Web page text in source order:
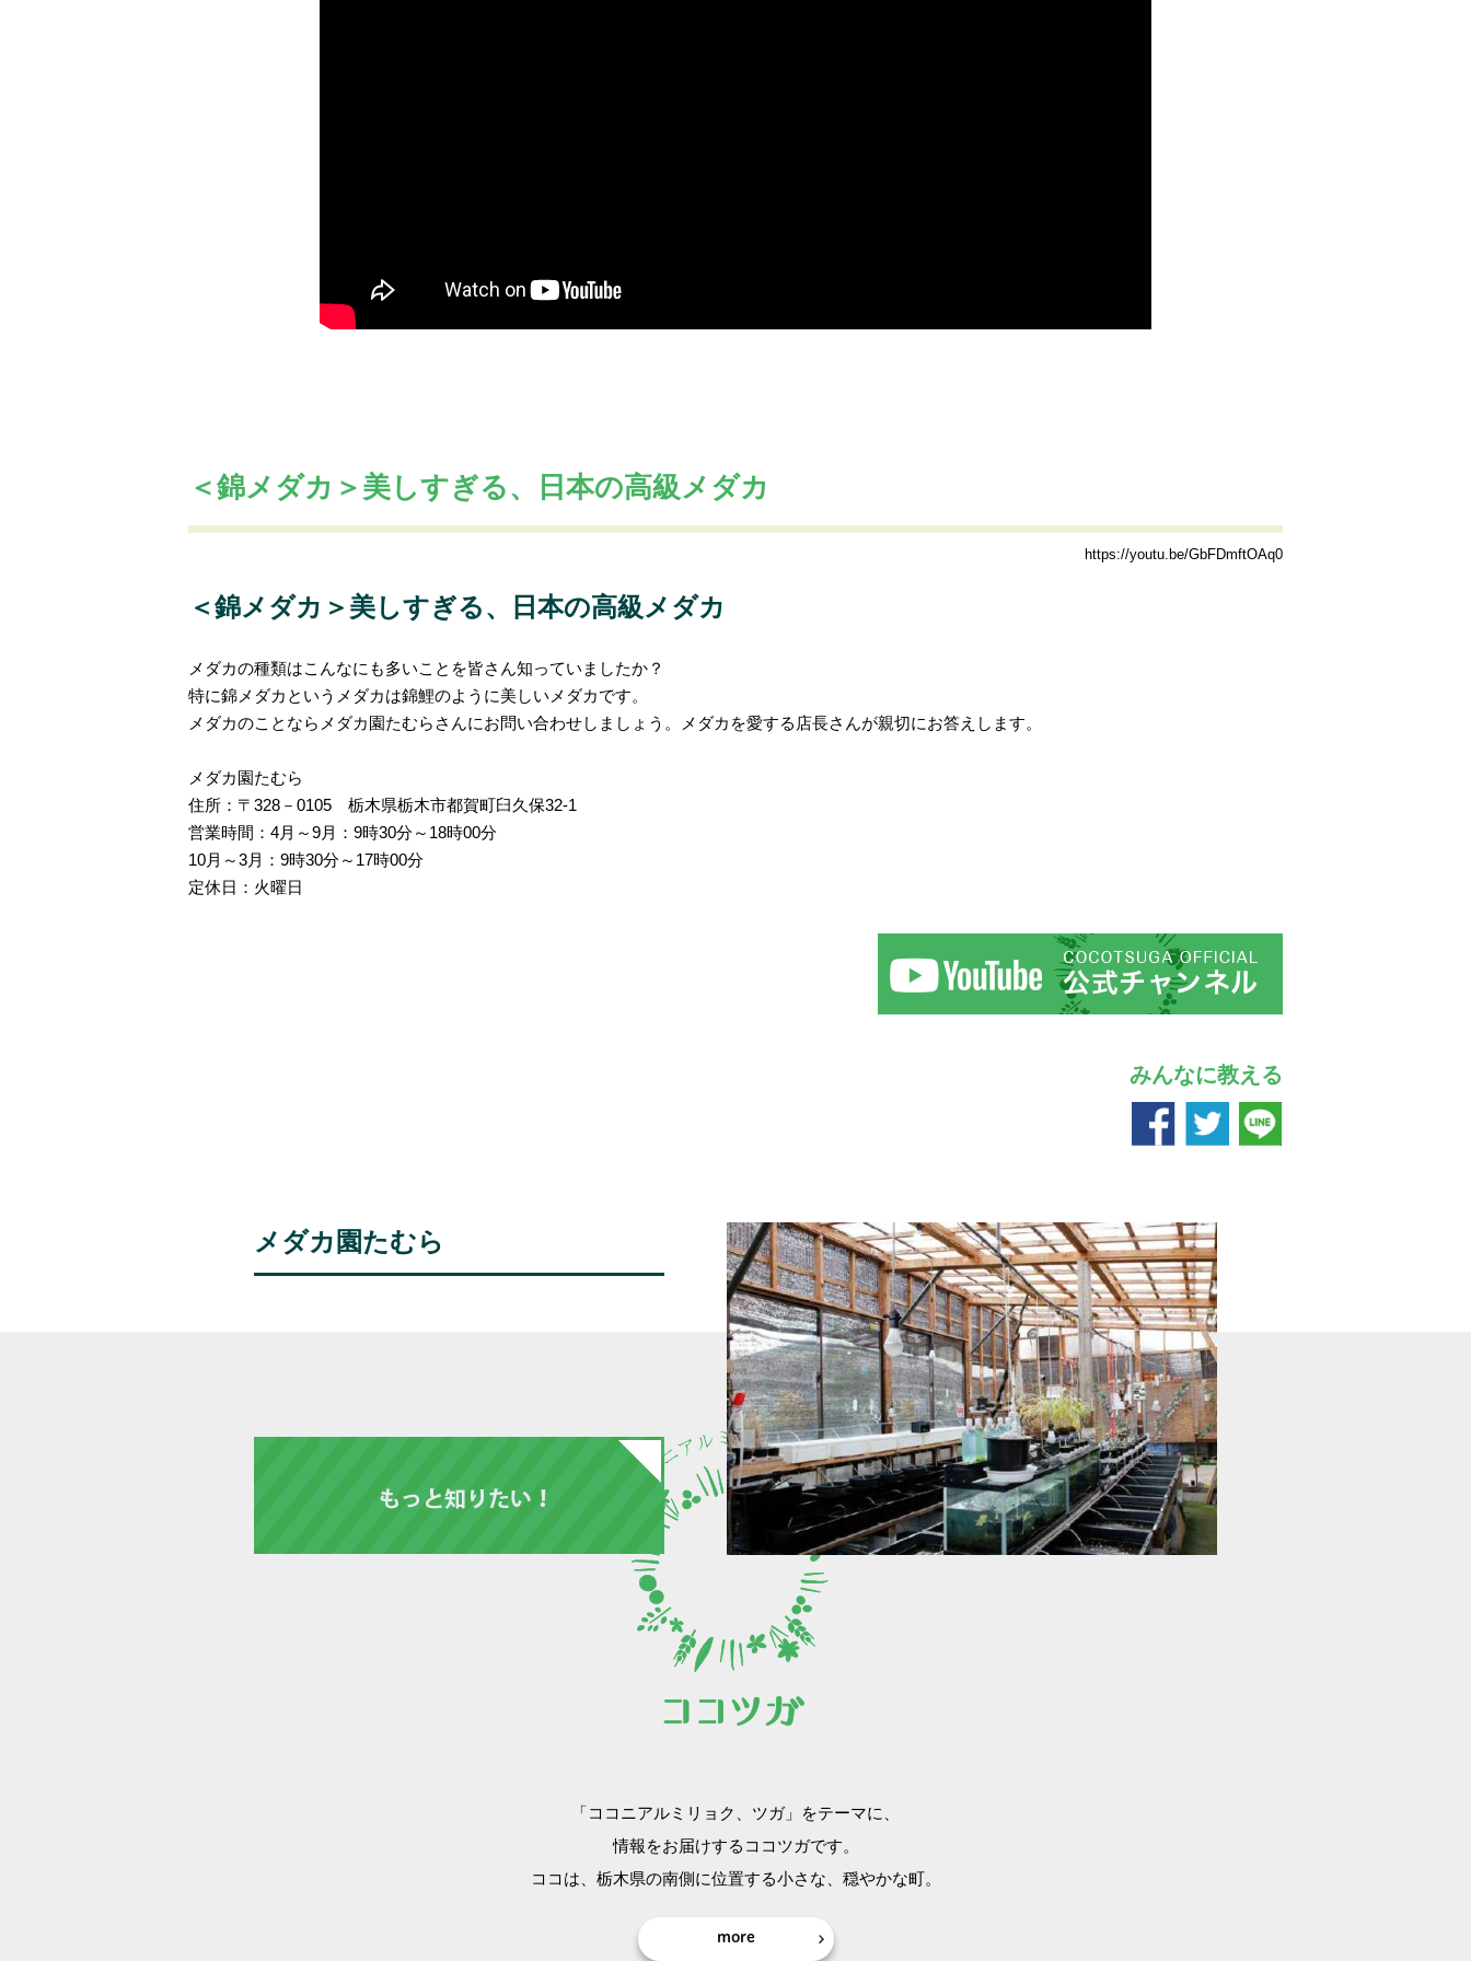
＜錦メダカ＞美しすぎる、日本の高級メダカ
https://youtu.be/GbFDmftOAq0
＜錦メダカ＞美しすぎる、日本の高級メダカ
メダカの種類はこんなにも多いことを皆さん知っていましたか？
特に錦メダカというメダカは錦鯉のように美しいメダカです。
メダカのことならメダカ園たむらさんにお問い合わせしましょう。メダカを愛する店長さんが親切にお答えします。
メダカ園たむら
住所：〒328－0105 栃木県栃木市都賀町臼久保32-1
営業時間：4月～9月：9時30分～18時00分
10月～3月：9時30分～17時00分
定休日：火曜日
みんなに教える
メダカ園たむら
「ココニアルミリョク、ツガ」をテーマに、
情報をお届けするココツガです。
ココは、栃木県の南側に位置する小さな、穏やかな町。
more